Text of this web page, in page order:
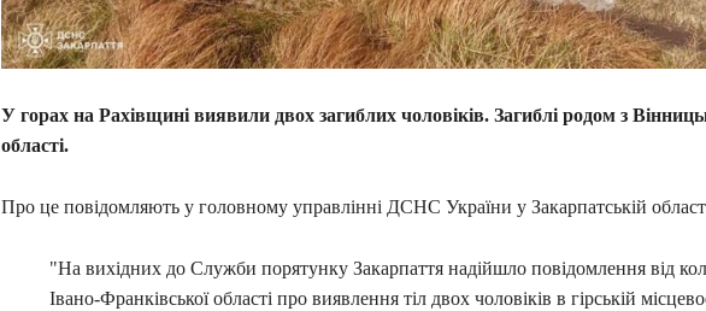
У горах на Рахівщині виявили двох загиблих чоловіків. Загиблі родом з
області.
Про це повідомляють у головному управлінні ДСНС України у Закарпатській
"На вихідних до Служби порятунку Закарпаття надійшло повідомлення від
Івано-Франківської області про виявлення тіл двох чоловіків в гірській